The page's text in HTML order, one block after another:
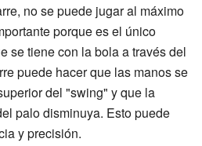
no se puede jugar al máximo
porque es el único
se tiene con la bola a través del
puede hacer que las manos se
del "swing" y que la
palo disminuya. Esto puede
y precisión.